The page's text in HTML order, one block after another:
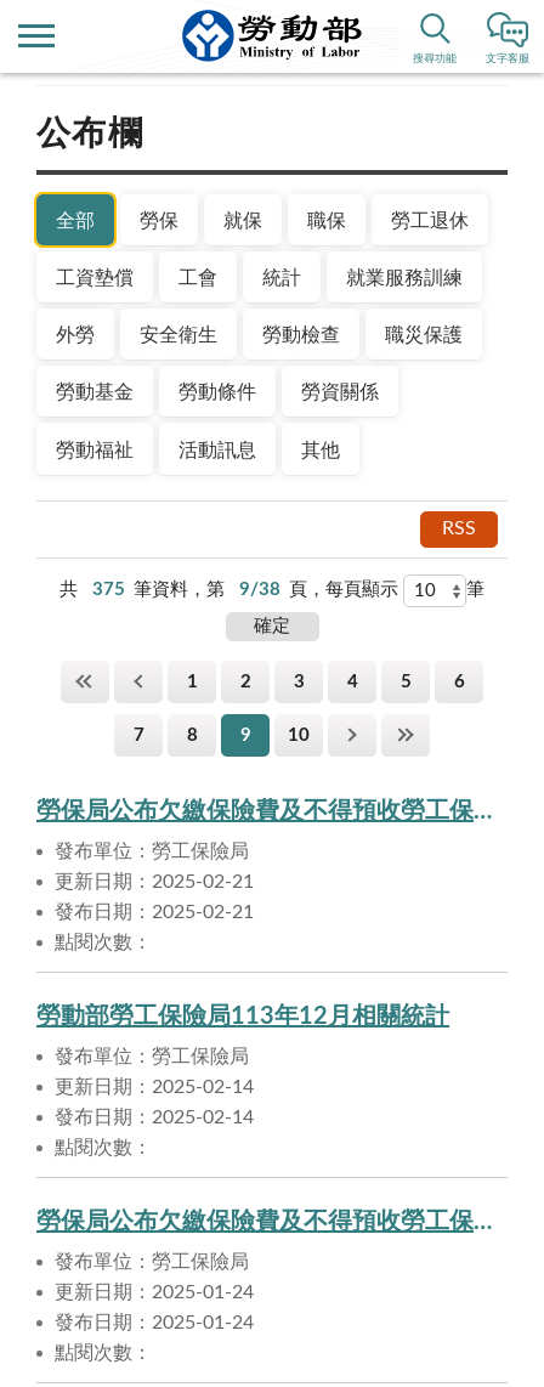
文字客服
搜尋功能
新聞公告
公布欄
全部 勞保 就保 職保 勞工退休
工資墊償 工會 統計 就業服務訓練
外勞 安全衛生 勞動檢查 職災保護
勞動基金 勞動條件 勞資關係
勞動福祉 活動訊息 其他
RSS
共 375 筆資料，第 9/38 頁，每頁顯示 筆
1 2 3 4 5 6
7 8 9 10
勞保局公布欠繳保險費及不得預收勞工保險費之職業工會名單，提醒勞工注意自身權益
發布單位：勞工保險局
更新日期：2025-02-21
發布日期：2025-02-21
點閱次數：
勞動部勞工保險局113年12月相關統計
發布單位：勞工保險局
更新日期：2025-02-14
發布日期：2025-02-14
點閱次數：
勞保局公布欠繳保險費及不得預收勞工保險費之職業工會名單，提醒勞工注意自身權益
發布單位：勞工保險局
更新日期：2025-01-24
發布日期：2025-01-24
點閱次數：